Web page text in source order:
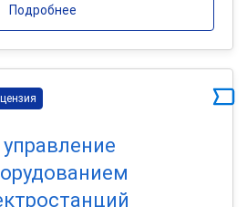
Подробнее